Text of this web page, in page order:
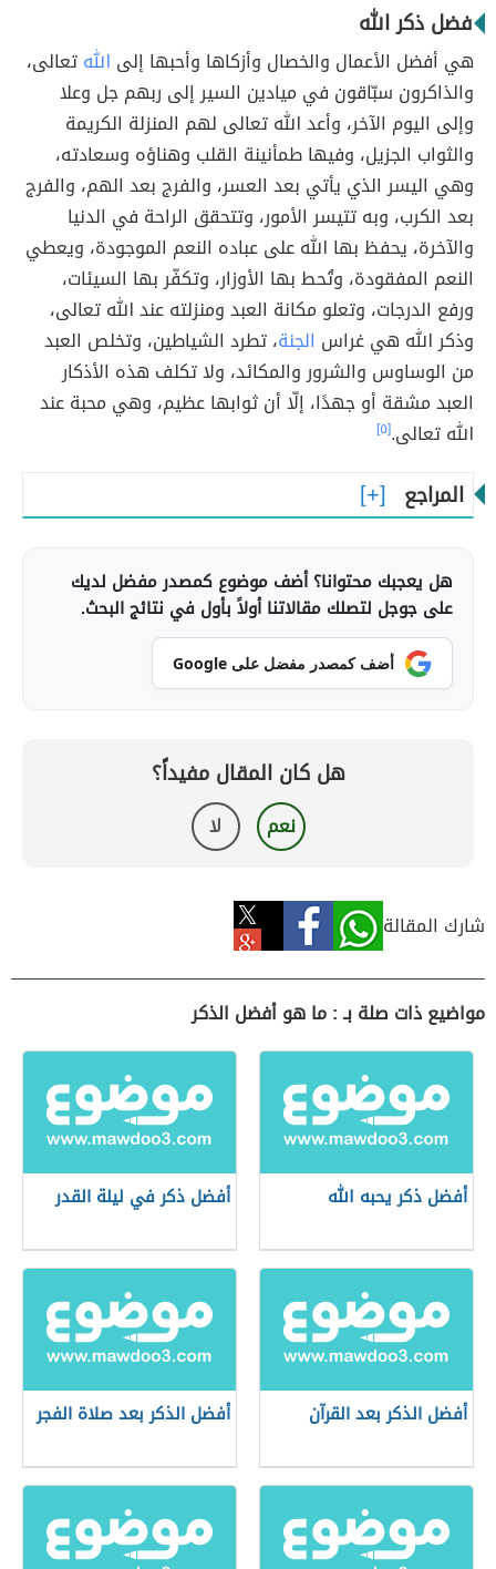
فضل ذكر الله
هي أفضل الأعمال والخصال وأزكاها وأحبها إلى اللهتعالى،
والذاكرون سبّاقون في ميادين السير إلى ربهم جل وعلا
وإلى اليوم الآخر، وأعد الله تعالى لهم المنزلة الكريمة
والثواب الجزيل، وفيها طمأنينة القلب وهناؤه وسعادته،
وهي اليسر الذي يأتي بعد العسر، والفرج بعد الهم، والفرج
بعد الكرب، وبه تتيسر الأمور، وتتحقق الراحة في الدنيا
والآخرة، يحفظ بها الله على عباده النعم الموجودة، ويعطي
النعم المفقودة، وتُحط بها الأوزار، وتكفّر بها السيئات،
ورفع الدرجات، وتعلو مكانة العبد ومنزلته عند الله تعالى،
وذكر الله هي غراس الجنة، تطرد الشياطين، وتخلص العبد
من الوساوس والشرور والمكائد، ولا تكلف هذه الأذكار
العبد مشقة أو جهدًا، إلّا أن ثوابها عظيم، وهي محبة عند
الله تعالى.[٥]
المراجع
هل يعجبك محتوانا؟ أضف موضوع كمصدر مفضل لديك
على جوجل لتصلك مقالاتنا أولاً بأول في نتائج البحث.
أضف كمصدر مفضل على Google
هل كان المقال مفيداً؟
نعم لا
شارك المقالة
مواضيع ذات صلة بـ : ما هو أفضل الذكر
أفضل ذكر يحبه الله أفضل ذكر في ليلة القدر
أفضل الذكر بعد القرآن أفضل الذكر بعد صلاة الفجر